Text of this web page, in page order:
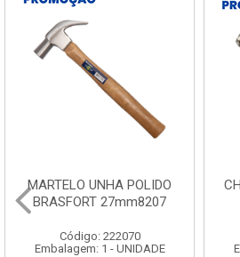
MARTELO UNHA POLIDO
BRASFORT 27mm8207
Código: 222070
Embalagem: 1 - UNIDADE